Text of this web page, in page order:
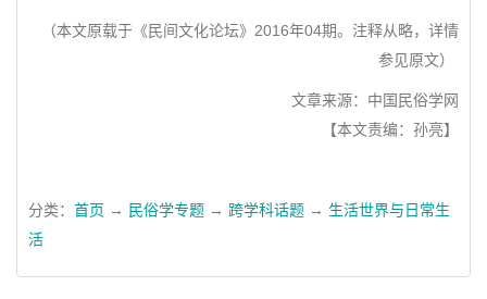
（本文原载于《民间文化论坛》2016年04期。注释从略，详情
参见原文）
文章来源：中国民俗学网
【本文责编：孙亮】
分类： 首页 → 民俗学专题 → 跨学科话题 → 生活世界与日常生
活